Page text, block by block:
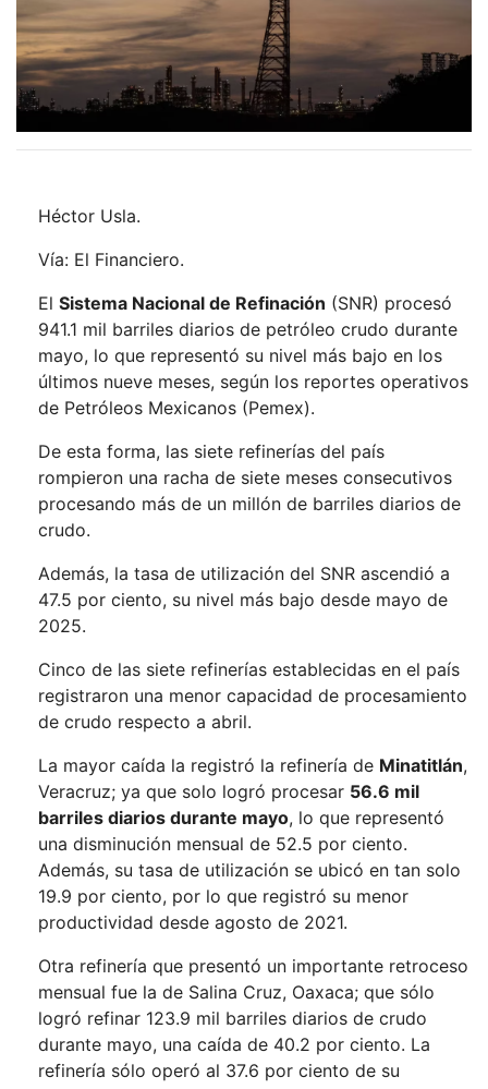
Héctor Usla.
Vía: El Financiero.
El Sistema Nacional de Refinación (SNR) procesó
941.1 mil barriles diarios de petróleo crudo durante
mayo, lo que representó su nivel más bajo en los
últimos nueve meses, según los reportes operativos
de Petróleos Mexicanos (Pemex).
De esta forma, las siete refinerías del país
rompieron una racha de siete meses consecutivos
procesando más de un millón de barriles diarios de
crudo.
Además, la tasa de utilización del SNR ascendió a
47.5 por ciento, su nivel más bajo desde mayo de
2025.
Cinco de las siete refinerías establecidas en el país
registraron una menor capacidad de procesamiento
de crudo respecto a abril.
La mayor caída la registró la refinería de Minatitlán,
Veracruz; ya que solo logró procesar 56.6 mil
barriles diarios durante mayo, lo que representó
una disminución mensual de 52.5 por ciento.
Además, su tasa de utilización se ubicó en tan solo
19.9 por ciento, por lo que registró su menor
productividad desde agosto de 2021.
Otra refinería que presentó un importante retroceso
mensual fue la de Salina Cruz, Oaxaca; que sólo
logró refinar 123.9 mil barriles diarios de crudo
durante mayo, una caída de 40.2 por ciento. La
refinería sólo operó al 37.6 por ciento de su